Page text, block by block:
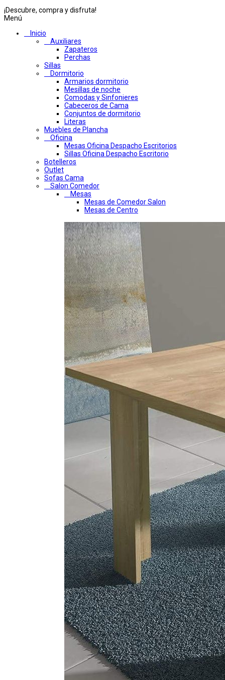
¡Descubre, compra y disfruta!
Menú
Inicio
Auxiliares
Zapateros
Perchas
Sillas
Dormitorio
Armarios dormitorio
Mesillas de noche
Comodas y Sinfonieres
Cabeceros de Cama
Conjuntos de dormitorio
Literas
Muebles de Plancha
Oficina
Mesas Oficina Despacho Escritorios
Sillas Oficina Despacho Escritorio
Botelleros
Outlet
Sofas Cama
Salon Comedor
Mesas
Mesas de Comedor Salon
Mesas de Centro